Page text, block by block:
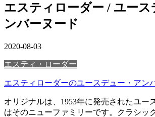
エスティローダー / ユース
ンバーヌード
2020-08-03
エスティ・ローダー
エスティローダーのユースデュー・アン
オリジナルは、1953年に発売されたユー
はそのニューファミリーです。クラシッ